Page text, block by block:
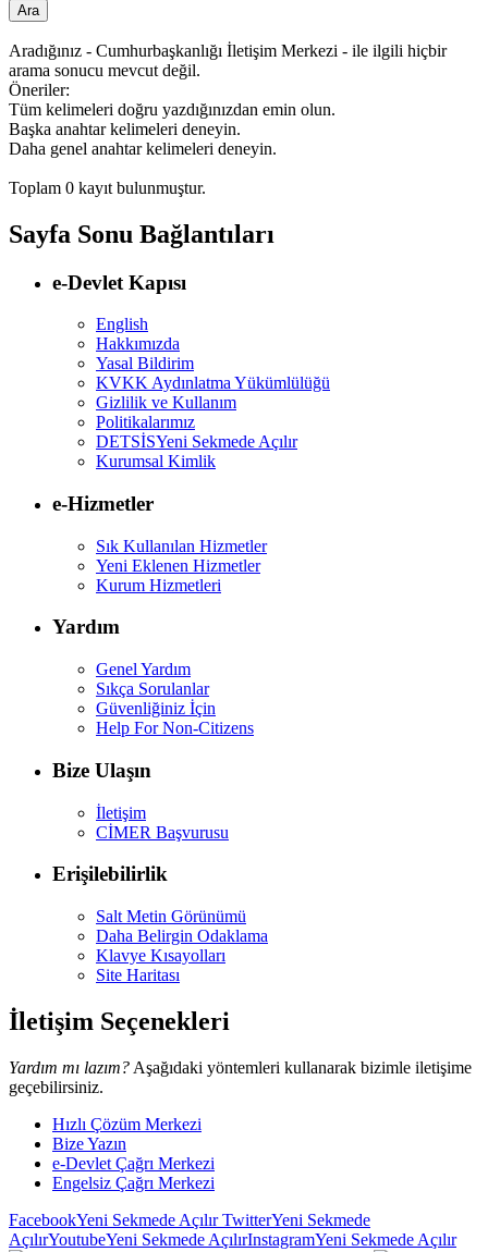
Ara
Aradığınız - Cumhurbaşkanlığı İletişim Merkezi - ile ilgili hiçbir
arama sonucu mevcut değil.
Öneriler:
Tüm kelimeleri doğru yazdığınızdan emin olun.
Başka anahtar kelimeleri deneyin.
Daha genel anahtar kelimeleri deneyin.
Toplam 0 kayıt bulunmuştur.
Sayfa Sonu Bağlantıları
e-Devlet Kapısı
English
Hakkımızda
Yasal Bildirim
KVKK Aydınlatma Yükümlülüğü
Gizlilik ve Kullanım
Politikalarımız
DETSİSYeni Sekmede Açılır
Kurumsal Kimlik
e-Hizmetler
Sık Kullanılan Hizmetler
Yeni Eklenen Hizmetler
Kurum Hizmetleri
Yardım
Genel Yardım
Sıkça Sorulanlar
Güvenliğiniz İçin
Help For Non-Citizens
Bize Ulaşın
İletişim
CİMER Başvurusu
Erişilebilirlik
Salt Metin Görünümü
Daha Belirgin Odaklama
Klavye Kısayolları
Site Haritası
İletişim Seçenekleri
Yardım mı lazım? Aşağıdaki yöntemleri kullanarak bizimle iletişime
geçebilirsiniz.
Hızlı Çözüm Merkezi
Bize Yazın
e-Devlet Çağrı Merkezi
Engelsiz Çağrı Merkezi
FacebookYeni Sekmede AçılırTwitterYeni Sekmede
AçılırYoutubeYeni Sekmede AçılırInstagramYeni Sekmede Açılır